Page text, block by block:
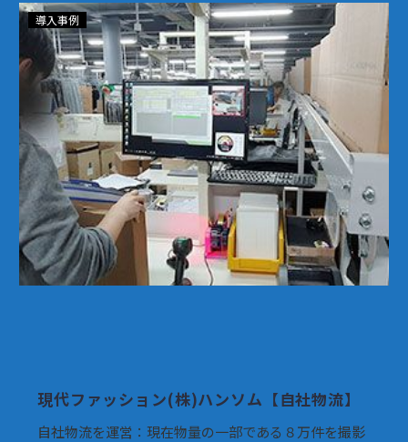
現
代
フ
ァ
ッ
シ
ョ
ン
(株)
ハ
ン
ソ
ム
導入事例
現代ファッション(株)ハンソム【自社物流】
自社物流を運営：現在物量の一部である８万件を撮影